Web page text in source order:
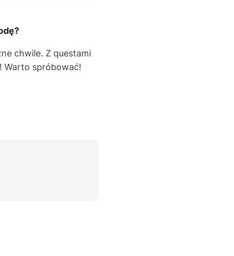
chwile. Z questami
Warto spróbować!